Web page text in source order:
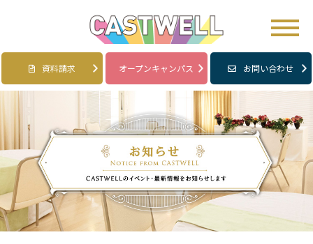
資料請求 オープンキャンパス お問い合わせ